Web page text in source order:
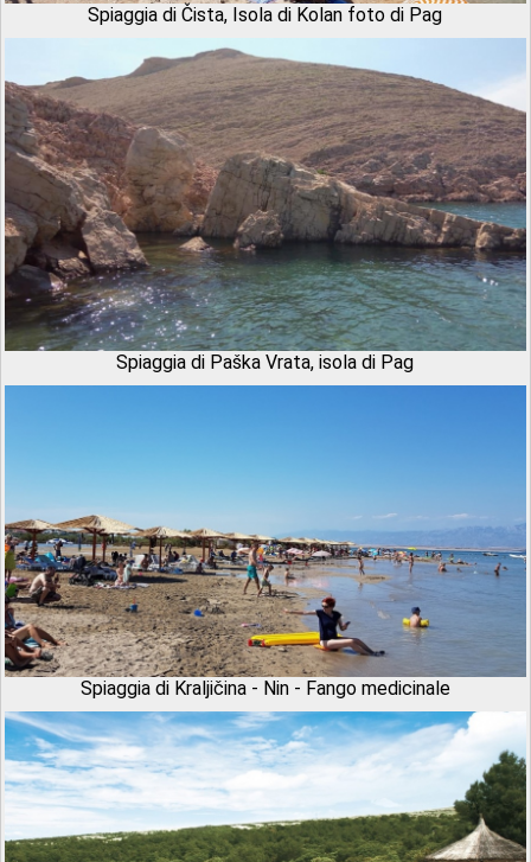
Spiaggia di Čista, Isola di Kolan foto di Pag
Spiaggia di Paška Vrata, isola di Pag
Spiaggia di Kraljičina - Nin - Fango medicinale